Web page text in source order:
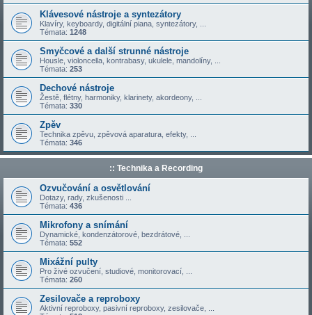
Klávesové nástroje a syntezátory
Klavíry, keyboardy, digitální piana, syntezátory, ...
Témata: 1248
Smyčcové a další strunné nástroje
Housle, violoncella, kontrabasy, ukulele, mandolíny, ...
Témata: 253
Dechové nástroje
Žestě, flétny, harmoniky, klarinety, akordeony, ...
Témata: 330
Zpěv
Technika zpěvu, zpěvová aparatura, efekty, ...
Témata: 346
:: Technika a Recording
Ozvučování a osvětlování
Dotazy, rady, zkušenosti ...
Témata: 436
Mikrofony a snímání
Dynamické, kondenzátorové, bezdrátové, ...
Témata: 552
Mixážní pulty
Pro živé ozvučení, studiové, monitorovací, ...
Témata: 260
Zesilovače a reproboxy
Aktivní reproboxy, pasivní reproboxy, zesilovače, ...